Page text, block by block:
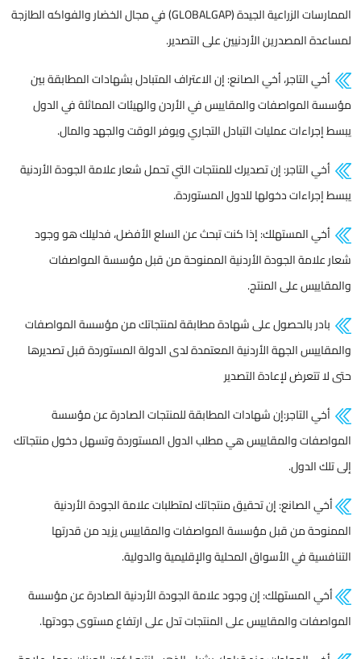
الممارسات الزراعية الجيدة (GLOBALGAP) في مجال الخضار والفواكه الطازجة
لمساعدة المصدرين الأردنيين على التصدير.
أخي التاجر، أخي الصانع: إن الاعتراف المتبادل بشهادات المطابقة بين
مؤسسة المواصفات والمقاييس في الأردن والهيئات المماثلة في الدول
يبسط إجراءات عمليات التبادل التجاري ويوفر الوقت والجهد والمال.
أخي التاجر: إن تصديرك للمنتجات التي تحمل شعار علامة الجودة الأردنية
يبسط إجراءات دخولها للدول المستوردة.
أخي المستهلك: إذا كنت تبحث عن السلع الأفضل، فدليلك هو وجود
شعار علامة الجودة الأردنية الممنوحة من قبل مؤسسة المواصفات
والمقاييس على المنتج.
بادر بالحصول على شهادة مطابقة لمنتجاتك من مؤسسة المواصفات
والمقاييس الجهة الأردنية المعتمدة لدى الدولة المستوردة قبل تصديرها
حتى لا تتعرض لإعادة التصدير
أخي التاجر:إن شهادات المطابقة للمنتجات الصادرة عن مؤسسة
المواصفات والمقاييس هي مطلب الدول المستوردة وتسهل دخول منتجاتك
إلى تلك الدول.
أخي الصانع: إن تحقيق منتجاتك لمتطلبات علامة الجودة الأردنية
الممنوحة من قبل مؤسسة المواصفات والمقاييس يزيد من قدرتها
التنافسية في الأسواق المحلية والإقليمية والدولية.
أخي المستهلك: إن وجود علامة الجودة الأردنية الصادرة عن مؤسسة
المواصفات والمقاييس على المنتجات تدل على ارتفاع مستوى جودتها.